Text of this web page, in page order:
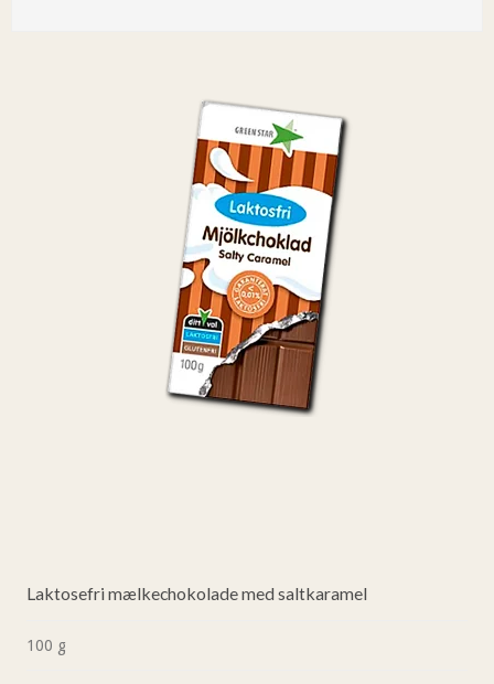
Laktosefri mælkechokolade med saltkaramel
100 g